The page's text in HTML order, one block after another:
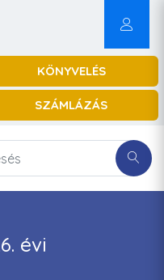
KÖNYVELÉS
SZÁMLÁZÁS
évi